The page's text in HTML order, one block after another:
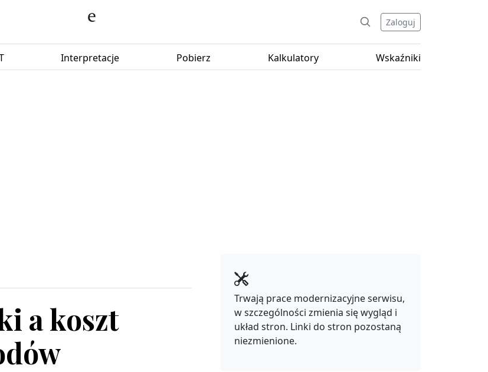
Zaloguj
Interpretacje Pobierz Kalkulatory Wskaźniki
a koszt
Trwają prace modernizacyjne serwisu,
w szczególności zmienia się wygląd i
układ stron. Linki do stron pozostaną
niezmienione.